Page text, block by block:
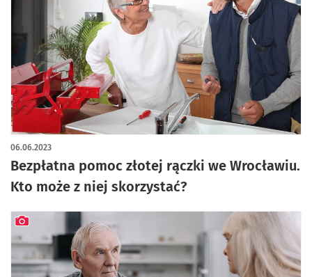
Bezpłatna pomoc złotej rączki we Wrocławiu.
Kto może z niej skorzystać?
06.06.2023